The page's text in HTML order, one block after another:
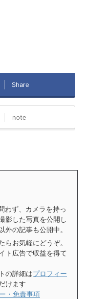
Share
note
わず、カメラを持っ
影した写真を公開し
外の記事も公開中。
らお気軽にどうぞ。
ト広告で収益を得て
の詳細はプロフィー
けます
・免責事項